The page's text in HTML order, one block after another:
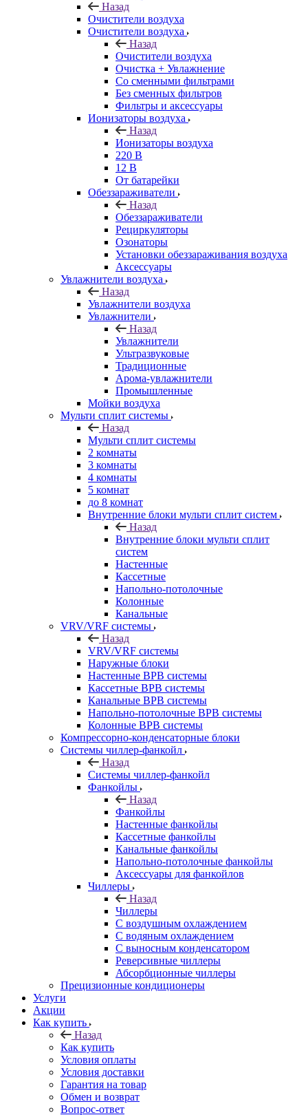
Назад
Очистители воздуха
Очистители воздуха
Назад
Очистители воздуха
Очистка + Увлажнение
Cо сменными фильтрами
Без сменных фильтров
Фильтры и аксессуары
Ионизаторы воздуха
Назад
Ионизаторы воздуха
220 В
12 В
От батарейки
Обеззараживатели
Назад
Обеззараживатели
Рециркуляторы
Озонаторы
Установки обеззараживания воздуха
Аксессуары
Увлажнители воздуха
Назад
Увлажнители воздуха
Увлажнители
Назад
Увлажнители
Ультразвуковые
Традиционные
Арома-увлажнители
Промышленные
Мойки воздуха
Мульти сплит системы
Назад
Мульти сплит системы
2 комнаты
3 комнаты
4 комнаты
5 комнат
до 8 комнат
Внутренние блоки мульти сплит систем
Назад
Внутренние блоки мульти сплит
систем
Настенные
Кассетные
Напольно-потолочные
Колонные
Канальные
VRV/VRF системы
Назад
VRV/VRF системы
Наружные блоки
Настенные ВРВ системы
Кассетные ВРВ системы
Канальные ВРВ системы
Напольно-потолочные ВРВ системы
Колонные ВРВ системы
Компрессорно-конденсаторные блоки
Системы чиллер-фанкойл
Назад
Системы чиллер-фанкойл
Фанкойлы
Назад
Фанкойлы
Настенные фанкойлы
Кассетные фанкойлы
Канальные фанкойлы
Напольно-потолочные фанкойлы
Аксессуары для фанкойлов
Чиллеры
Назад
Чиллеры
С воздушным охлаждением
С водяным охлаждением
С выносным конденсатором
Реверсивные чиллеры
Абсорбционные чиллеры
Прецизионные кондиционеры
Услуги
Акции
Как купить
Назад
Как купить
Условия оплаты
Условия доставки
Гарантия на товар
Обмен и возврат
Вопрос-ответ